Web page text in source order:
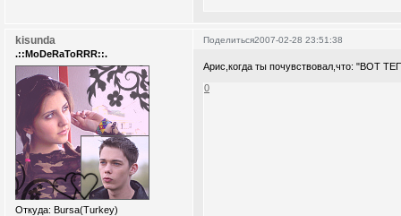
Поделиться2007-02-28 23:51:38
kisunda
.::MoDeRaToRRR::.
Откуда: Bursa(Turkey)
Арис,когда ты почувствовал,что: "ВОТ
0